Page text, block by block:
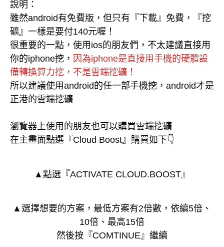
說明：
雖然android有免費版，但只有『下載』免費，『挖
礦』一樣是要付140元喔！
很重要的一點，使用ios的朋友們，不太建議直接用
你的iphone挖， 因為iphone是直接用手機的硬體設
備轉換算力挖，不是雲端挖礦！
所以建議使用android的任一部手機挖，android才是
正港的雲端挖礦
瀏覽器上使用的朋友也可以購買雲端挖礦
在主畫面點選『Cloud Boost』購買如下👇
▲點選『ACTIVATE CLOUD.BOOST』
▲選擇想要的方案，最低方案有2倍數，依續5倍、
10倍、最高15倍
然後按『COMTINUE』繼續